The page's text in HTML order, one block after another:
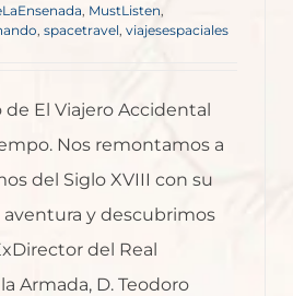
, MustListen,
, spacetravel, viajesespaciales
El Viajero Accidental
Nos remontamos a
del Siglo XVIII con su
y descubrimos
del Real
Armada, D. Teodoro